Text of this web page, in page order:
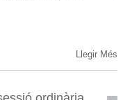
Llegir Més